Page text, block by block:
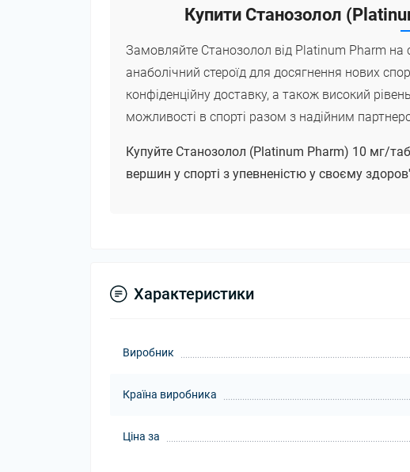
Купити Станозолол
Замовляйте Станозолол від Platinum Pharm на
анаболічний стероїд для досягнення нових
конфіденційну доставку, а також високий
можливості в спорті разом з надійним
Купуйте Станозолол (Platinum Pharm) 10 мг/
вершин у спорті з упевненістю у своєму
Характеристики
Виробник
Країна виробника
Ціна за